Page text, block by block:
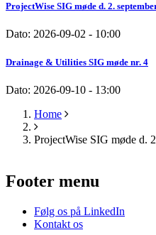
ProjectWise SIG møde d. 2.
Dato: 2026-09-02 - 10:00
Drainage & Utilities SIG møde nr. 4
Dato: 2026-09-10 - 13:00
Breadcrumb
Home
ProjectWise SIG møde d.
Footer menu
Følg os på LinkedIn
Kontakt os